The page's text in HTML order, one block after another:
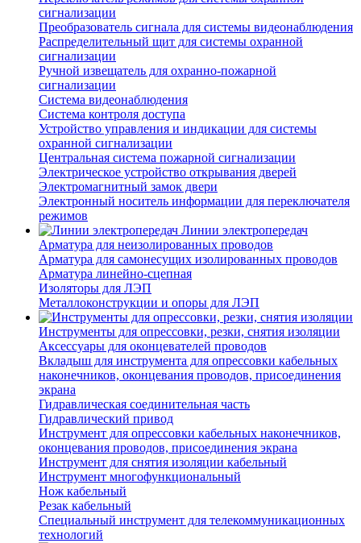
сигнализации
Преобразователь сигнала для системы видеонаблюдения
Распределительный щит для системы охранной
сигнализации
Ручной извещатель для охранно-пожарной
сигнализации
Система видеонаблюдения
Система контроля доступа
Устройство управления и индикации для системы
охранной сигнализации
Центральная система пожарной сигнализации
Электрическое устройство открывания дверей
Электромагнитный замок двери
Электронный носитель информации для переключателя
режимов
Линии электропередач
Арматура для неизолированных проводов
Арматура для самонесущих изолированных проводов
Арматура линейно-сцепная
Изоляторы для ЛЭП
Металлоконструкции и опоры для ЛЭП
Инструменты для опрессовки, резки, снятия изоляции
Аксессуары для оконцевателей проводов
Вкладыш для инструмента для опрессовки кабельных
наконечников, оконцевания проводов, присоединения
экрана
Гидравлическая соединительная часть
Гидравлический привод
Инструмент для опрессовки кабельных наконечников,
оконцевания проводов, присоединения экрана
Инструмент для снятия изоляции кабельный
Инструмент многофункциональный
Нож кабельный
Резак кабельный
Специальный инструмент для телекоммуникационных
технологий